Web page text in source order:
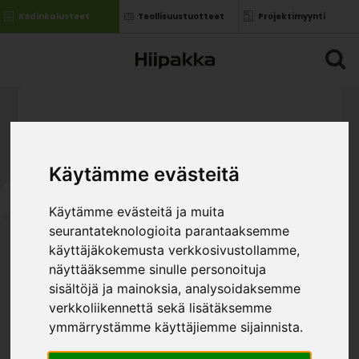
Käytämme evästeitä
Käytämme evästeitä ja muita
seurantateknologioita parantaaksemme
käyttäjäkokemusta verkkosivustollamme,
näyttääksemme sinulle personoituja
sisältöjä ja mainoksia, analysoidaksemme
verkkoliikennettä sekä lisätäksemme
ymmärrystämme käyttäjiemme sijainnista.
Kodinkalusteet Teollisuustuotteet Projektimyynti